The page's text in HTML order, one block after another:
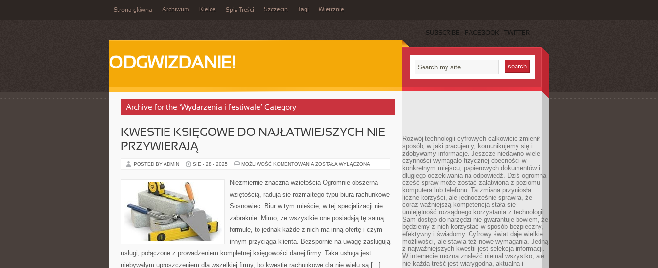
Strona główna Archiwum Kielce Spis Treści Szczecin Tagi Wietrznie
SUBSCRIBE FACEBOOK TWITTER
ODGWIZDANIE!
Archive for the ‘Wydarzenia i festiwale’ Category
KWESTIE KSIĘGOWE DO NAJŁATWIEJSZYCH NIE
PRZYWIERAJĄ
POSTED BY ADMIN SIE - 28 - 2025 MOŻLIWOŚĆ KOMENTOWANIA KWESTIE
NAJŁATWIEJSZYCH
NIE
ZOSTAŁA WYŁĄCZONA
Niezmiernie znaczną wziętością Ogromnie obszerną
wziętością, radują się rozmaitego typu biura rachunkowe
Sosnowiec. Biur w tym mieście, w tej specjalizacji nie
zabraknie. Mimo, że wszystkie one posiadają tę samą
formułę, to jednak każde z nich ma inną ofertę i czym
innym przyciąga klienta. Bezspornie na uwagę zasługują
usługi, połączone z prowadzeniem kompletnej księgowości danej firmy. Taka usługa jest
niebywałym uproszczeniem dla wszelkiej firmy, bo kwestie rachunkowe dla nie wielu są […]
Rozwój technologii cyfrowych całkowicie zmienił
sposób, w jaki pracujemy, komunikujemy się i
zdobywamy informacje. Jeszcze niedawno wiele
czynności wymagało fizycznej obecności w
konkretnym miejscu, papierowych dokumentów i
długiego oczekiwania na odpowiedź. Dziś ogromna
część spraw może zostać załatwiona z poziomu
komputera lub telefonu. Ta zmiana przyniosła
liczne korzyści, ale jednocześnie sprawiła, że
coraz ważniejszą kompetencją stała się
umiejętność rozsądnego korzystania z technologii.
Sam dostęp do narzędzi nie gwarantuje bowiem, że
będziemy z nich korzystać w sposób bezpieczny,
efektywny i świadomy. Cyfrowy świat daje wielkie
możliwości, ale stawia też nowe wymagania. Jedną
z najważniejszych kwestii jest selekcja informacji.
W internecie można znaleźć niemal wszystko, ale
nie każda treść jest wiarygodna, aktualna i